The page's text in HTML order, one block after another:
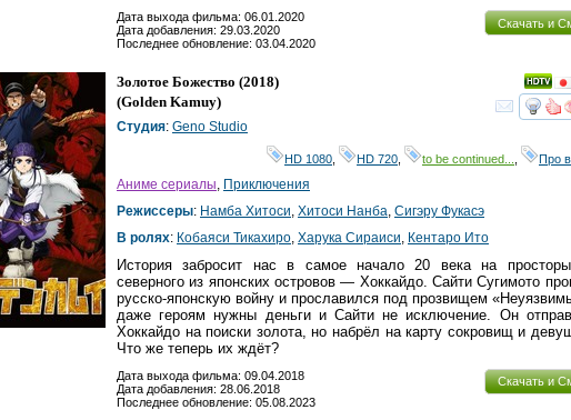
Скачать и
Дата выхода фильма: 06.01.2020
Дата добавления: 29.03.2020
Последнее обновление: 03.04.2020
Золотое Божество (2018)
(Golden Kamuy)
Студия: Geno Studio
HD 1080 HD 720 to be continued... Про
Аниме сериалы, Приключения
Режиссеры: Намба Хитоси, Хитоси Нанба, Сигэру Фукасэ
В ролях: Кобаяси Тикахиро, Харука Сираиси, Кентаро Ито
История забросит нас в самое начало 20 века на
северного из японских островов — Хоккайдо. Сайти Сугимото
русско-японскую войну и прославился под прозвищем
даже героям нужны деньги и Сайти не исключение. Он
Хоккайдо на поиски золота, но набрёл на карту сокровищ и
Что же теперь их ждёт?
Скачать и
Дата выхода фильма: 09.04.2018
Дата добавления: 28.06.2018
Последнее обновление: 05.08.2023